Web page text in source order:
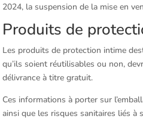
2024, la suspension de la mise en
Produits de
Les produits de protection intime
qu’ils soient réutilisables ou non,
délivrance à titre gratuit.
Ces informations à porter sur
ainsi que les risques sanitaires liés à